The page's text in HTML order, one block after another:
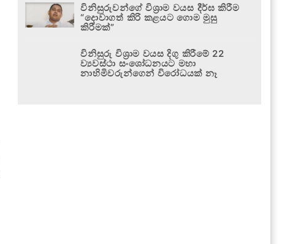
විනිසුරුවන්ගේ විශ්‍රාම වයස දීර්ඝ කිරීම
“දොවාගත් කිරි කළයට ගොම මුසු
කිරීමක්”
විනිසුරු විශ්‍රාම වයස දිගු කිරීමේ 22
ව්‍යවස්ථා සංශෝධනයට මහා
නාහිමිවරුන්ගෙන් විරෝධයක් නෑ